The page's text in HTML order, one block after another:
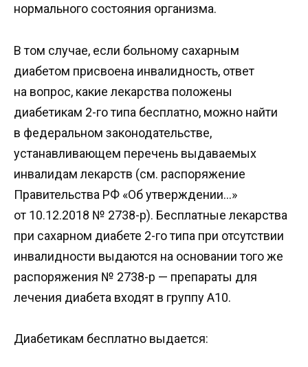
нормального состояния организма.
В том случае, если больному сахарным
диабетом присвоена инвалидность, ответ
на вопрос, какие лекарства положены
диабетикам 2-го типа бесплатно, можно найти
в федеральном законодательстве,
устанавливающем перечень выдаваемых
инвалидам лекарств (см. распоряжение
Правительства РФ «Об утверждении…»
от 10.12.2018 № 2738-р). Бесплатные лекарства
при сахарном диабете 2-го типа при отсутствии
инвалидности выдаются на основании того же
распоряжения № 2738-р — препараты для
лечения диабета входят в группу А10.
Диабетикам бесплатно выдается: